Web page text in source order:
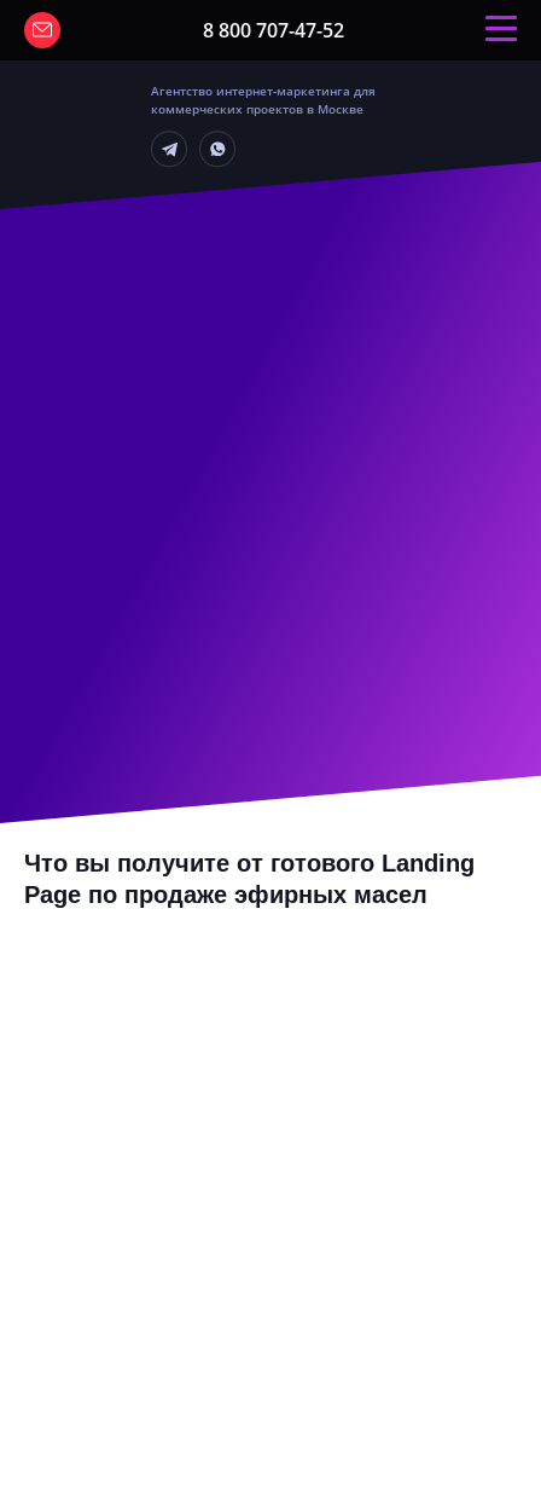
8 800 707-47-52
Агентство интернет-маркетинга для
коммерческих проектов в Москве
Что вы получите от готового Landing
Page по продаже эфирных масел